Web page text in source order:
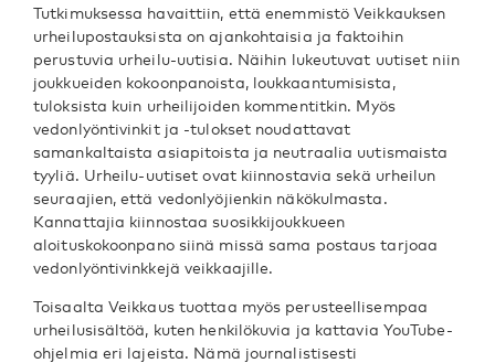
Tutkimuksessa havaittiin, että enemmistö Veikkauksen
urheilupostauksista on ajankohtaisia ja faktoihin
perustuvia urheilu-uutisia. Näihin lukeutuvat uutiset niin
joukkueiden kokoonpanoista, loukkaantumisista,
tuloksista kuin urheilijoiden kommentitkin. Myös
vedonlyöntivinkit ja -tulokset noudattavat
samankaltaista asiapitoista ja neutraalia uutismaista
tyyliä. Urheilu-uutiset ovat kiinnostavia sekä urheilun
seuraajien, että vedonlyöjienkin näkökulmasta.
Kannattajia kiinnostaa suosikkijoukkueen
aloituskokoonpano siinä missä sama postaus tarjoaa
vedonlyöntivinkkejä veikkaajille.
Toisaalta Veikkaus tuottaa myös perusteellisempaa
urheilusisältöä, kuten henkilökuvia ja kattavia YouTube-
ohjelmia eri lajeista. Nämä journalistisesti